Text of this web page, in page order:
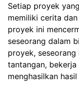
Setiap proyek
memiliki cerita
proyek ini
seseorang dalam
proyek, seseorang
tantangan,
menghasilkan